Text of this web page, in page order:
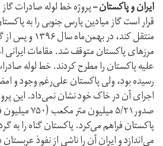
ایران و پاکستان –پروژه خط لوله صادرات
قرار است گاز میادین پارس جنوبی را به
مرزهای پاکستان متوقف شد. مقامات
علیه پاکستان را مطرح کردند. خط لوله
رسیده بود، ولی پاکستان علی‌رغم وجود و
اجرای آن در خاک خود نشان نمی‌داد. این
صدور۵/۲۱
پاکستان فراهم می‌کرد. پاکستان گناه را به